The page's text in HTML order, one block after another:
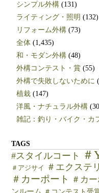
シンプル外構 (131)
ライティング・照明 (132)
リフォーム外構 (73)
全体 (1,435)
和・モダン外構 (48)
外構コンテスト・賞 (55)
外構で失敗しないために
植栽 (147)
洋風・ナチュラル外構
雑記：釣り・バイク・カ
TAGS
#スタイルコート ＃
＃アジサイ ＃エクステ
＃カーポート ＃カ